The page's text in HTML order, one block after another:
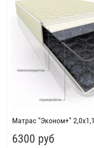
Матрас "Эконом+" 2,0x1,1
6300 руб